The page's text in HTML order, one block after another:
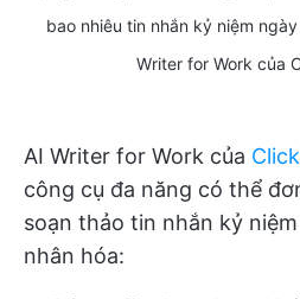
bao nhiêu tin nhắn kỷ niệm
Writer for Work của
AI Writer for Work của
công cụ đa năng có thể
soạn thảo tin nhắn kỷ
nhân hóa: